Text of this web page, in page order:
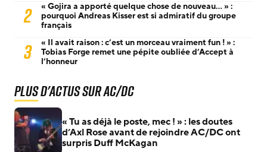
2
« Gojira a apporté quelque chose de nouveau… » :
pourquoi Andreas Kisser est si admiratif du groupe
français
3
« Il avait raison : c’est un morceau vraiment fun ! » :
Tobias Forge remet une pépite oubliée d’Accept à
l’honneur
Plus d'actus sur AC/DC
« Tu as déjà le poste, mec ! » : les doutes
d’Axl Rose avant de rejoindre AC/DC ont
surpris Duff McKagan